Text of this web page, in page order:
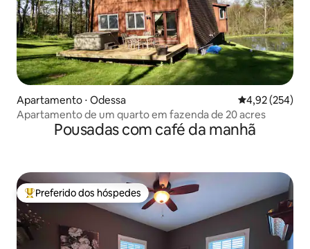
Apartamento ⋅ Odessa 4,92 de uma
4,92 (254)
Apartamento de um quarto em fazenda de 20 acres
Pousadas com café da manhã
Entre os melhores preferidos dos hóspedes
Preferido dos hóspedes